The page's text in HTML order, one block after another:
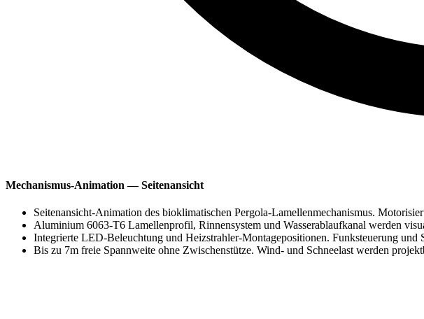
Mechanismus-Animation — Seitenansicht
Seitenansicht-Animation des bioklimatischen Pergola-Lamellenmechanismus.
Aluminium 6063-T6 Lamellenprofil, Rinnensystem und Wasserablaufkanal werden
Integrierte LED-Beleuchtung und Heizstrahler-Montagepositionen. Funksteuerung und
Bis zu 7m freie Spannweite ohne Zwischenstütze. Wind- und Schneelast werden